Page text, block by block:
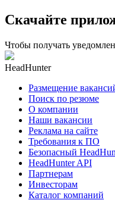
Скачайте
Чтобы получать
HeadHunter
Размещение
Поиск по резюме
О компании
Наши вакансии
Реклама на сайте
Требования к ПО
Безопасный
HeadHunter API
Партнерам
Инвесторам
Каталог компаний